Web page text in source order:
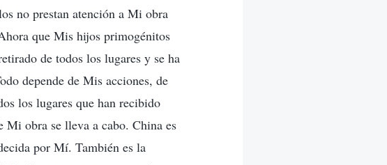
no prestan atención a Mi obra
que Mis hijos primogénitos
de todos los lugares y se ha
depende de Mis acciones, de
los lugares que han recibido
Mi obra se lleva a cabo. China es
por Mí. También es la